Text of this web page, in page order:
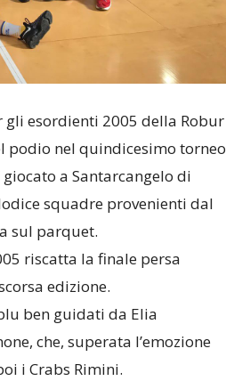
esordienti 2005 della Robur
podio nel quindicesimo torneo
a Santarcangelo di
squadre provenienti dal
sul parquet.
riscatta la finale persa
edizione.
ben guidati da Elia
che, superata l’emozione
i Crabs Rimini.